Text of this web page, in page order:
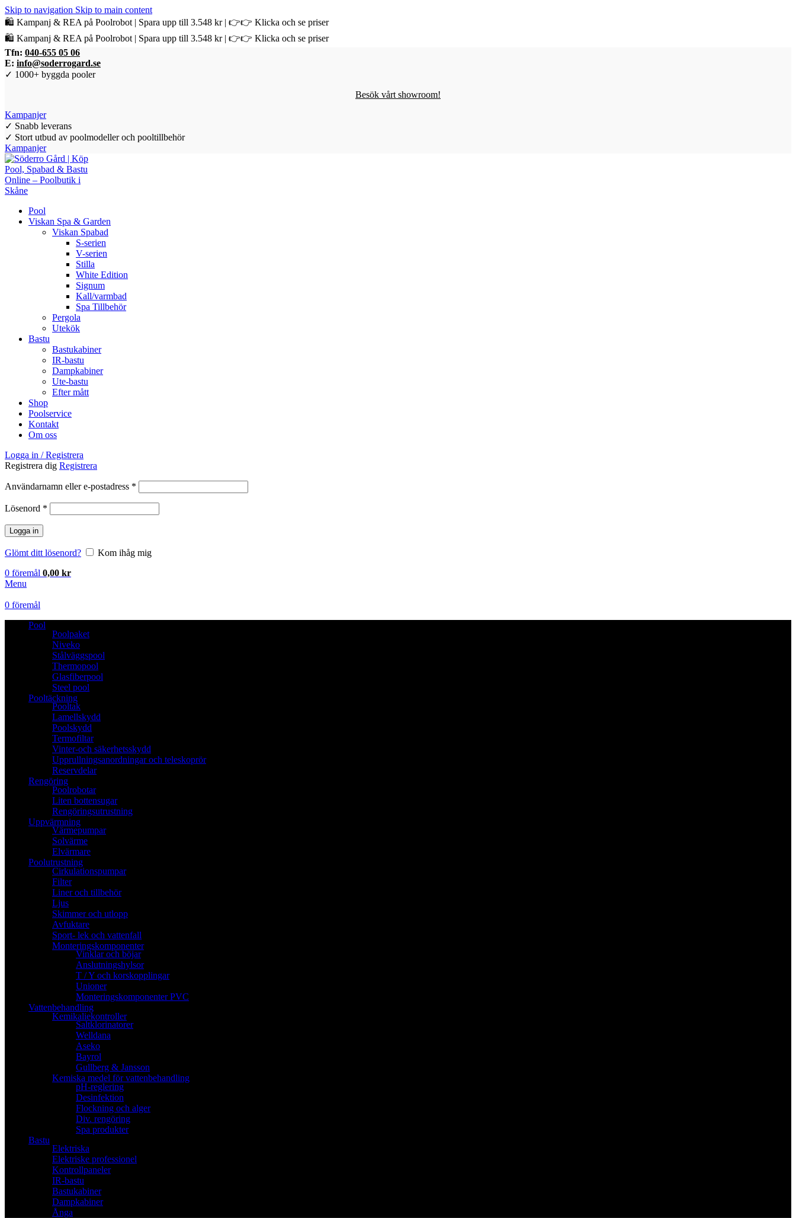
Skip to navigation Skip to main content
🛍️ Kampanj & REA på Poolrobot | Spara upp till 3.548 kr | 👉👉 Klicka och se priser
🛍️ Kampanj & REA på Poolrobot | Spara upp till 3.548 kr | 👉👉 Klicka och se priser
Tfn: 040-655 05 06
E: info@soderrogard.se
✓ 1000+ byggda pooler
Besök vårt showroom!
Kampanjer
✓ Snabb leverans
✓ Stort utbud av poolmodeller och pooltillbehör
Kampanjer
Pool
Viskan Spa & Garden
Viskan Spabad
S-serien
V-serien
Stilla
White Edition
Signum
Kall/varmbad
Spa Tillbehör
Pergola
Utekök
Bastu
Bastukabiner
IR-bastu
Dampkabiner
Ute-bastu
Efter mått
Shop
Poolservice
Kontakt
Om oss
Logga in / Registrera
Registrera dig Registrera
Användarnamn eller e-postadress *
Lösenord *
Logga in
Glömt ditt lösenord?
Kom ihåg mig
0 föremål 0,00 kr
Menu
0 föremål
Pool
Poolpaket
Niveko
Stålväggspool
Thermopool
Glasfiberpool
Steel pool
Pooltäckning
Pooltak
Lamellskydd
Poolskydd
Termofiltar
Vinter-och säkerhetsskydd
Upprullningsanordningar och teleskoprör
Reservdelar
Rengöring
Poolrobotar
Liten bottensugar
Rengöringsutrustning
Uppvärmning
Värmepumpar
Solvärme
Elvärmare
Poolutrustning
Cirkulationspumpar
Filter
Liner och tillbehör
Ljus
Skimmer och utlopp
Avfuktare
Sport- lek och vattenfall
Monteringskomponenter
Vinklar och böjar
Anslutningshylsor
T / Y och korskopplingar
Unioner
Monteringskomponenter PVC
Vattenbehandling
Kemikaliekontroller
Saltklorinatorer
Welldana
Aseko
Bayrol
Gullberg & Jansson
Kemiska medel för vattenbehandling
pH-reglering
Desinfektion
Flockning och alger
Div. rengöring
Spa produkter
Bastu
Elektriska
Elektriske professionel
Kontrollpaneler
IR-bastu
Bastukabiner
Dampkabiner
Ånga